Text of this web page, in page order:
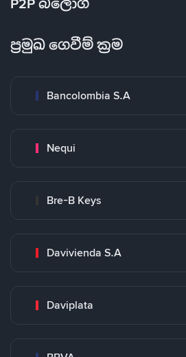
ප්‍රමුඛ ගෙවීම් ක්‍රම
Bancolombia S.A
Nequi
Bre-B Keys
Davivienda S.A
Daviplata